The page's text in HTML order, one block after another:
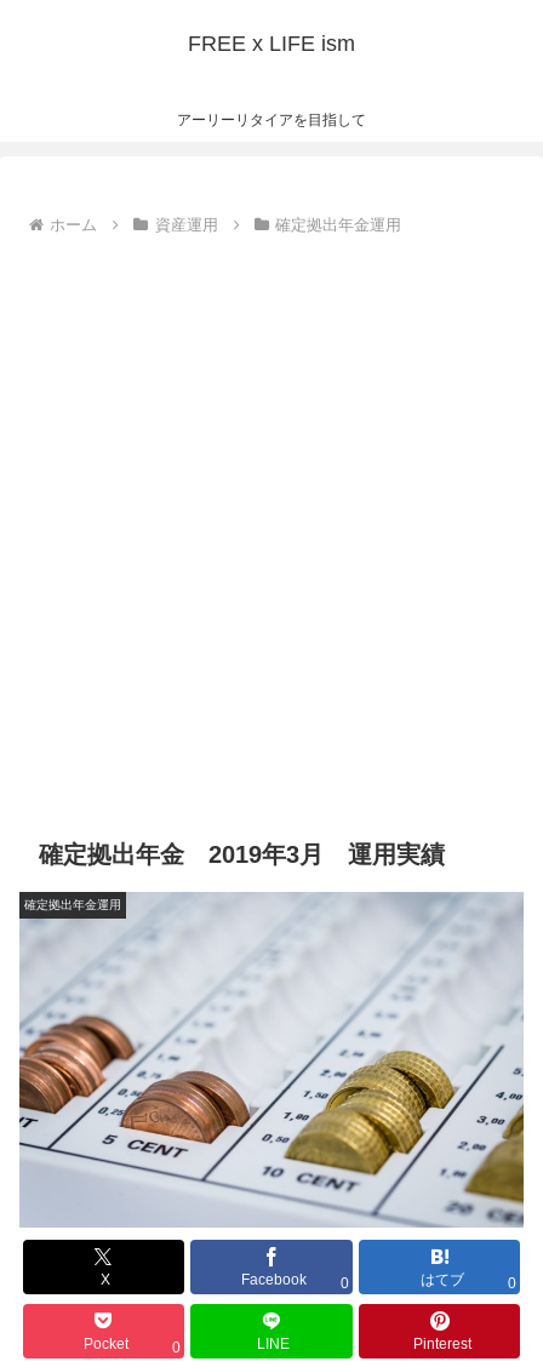
FREE x LIFE ism
アーリーリタイアを目指して
ホーム 資産運用 確定拠出年金運用
確定拠出年金 2019年3月 運用実績
確定拠出年金運用
X Facebook 0 はてブ 0
Pocket 0 LINE Pinterest